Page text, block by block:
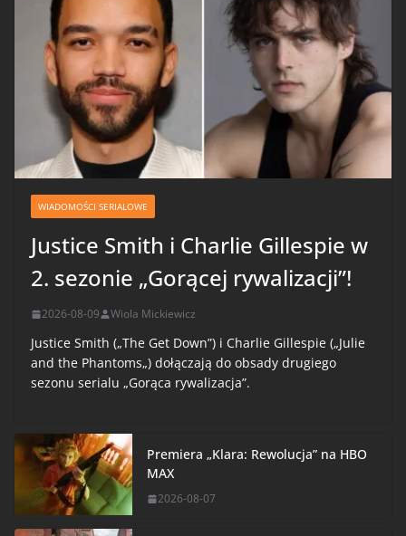
WIADOMOŚCI SERIALOWE
Justice Smith i Charlie Gillespie w
2. sezonie „Gorącej rywalizacji”!
2026-08-09 Wiola Mickiewicz
Justice Smith („The Get Down”) i Charlie Gillespie („Julie
and the Phantoms„) dołączają do obsady drugiego
sezonu serialu „Gorąca rywalizacja”.
Premiera „Klara: Rewolucja” na HBO
MAX
2026-08-07